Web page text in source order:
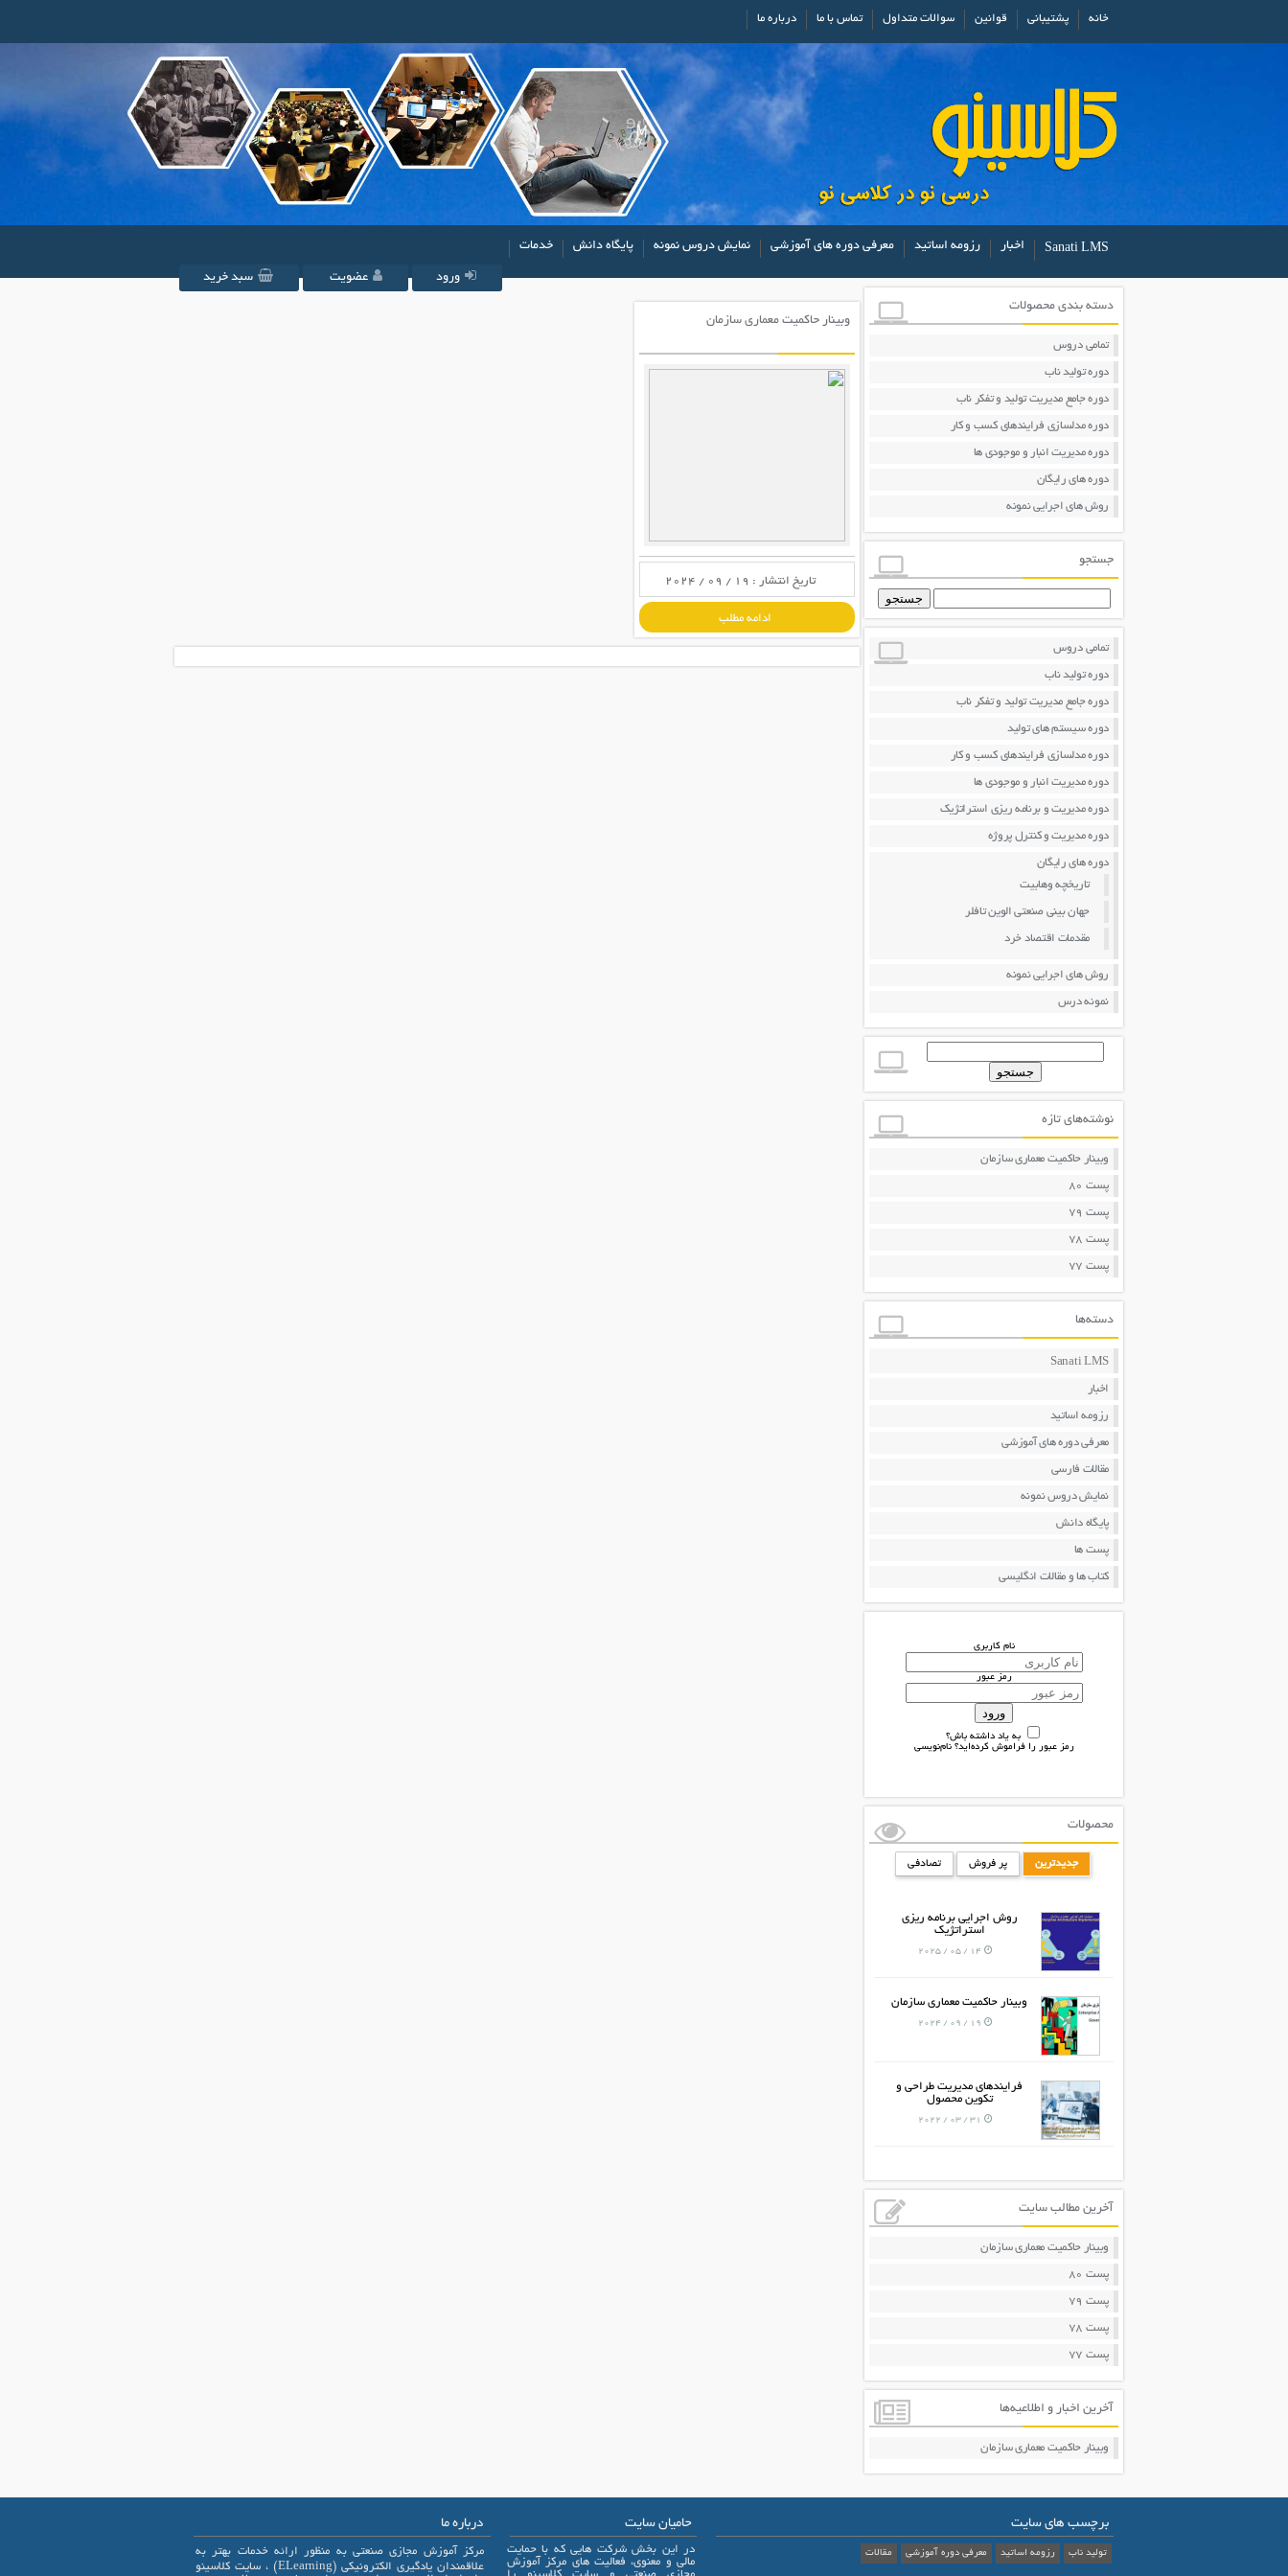
خانه پشتیبانی قوانین سوالات متداول تماس با ما درباره ما
Sanati LMS اخبار رزومه اساتید معرفی دوره های آموزشی نمایش دروس نمونه پایگاه دانش خدمات
ورود عضویت سبد خرید
دسته بندی محصولات
تمامی دروس
دوره تولید ناب
دوره جامع مدیریت تولید و تفکر ناب
دوره مدلسازی فرایندهای کسب و کار
دوره مدیریت انبار و موجودی ها
دوره های رایگان
روش های اجرایی نمونه
جستجو
جستجو
تمامی دروس
دوره تولید ناب
دوره جامع مدیریت تولید و تفکر ناب
دوره سیستم های تولید
دوره مدلسازی فرایندهای کسب و کار
دوره مدیریت انبار و موجودی ها
دوره مدیریت و برنامه ریزی استراتژیک
دوره مدیریت و کنترل پروژه
دوره های رایگان
تاریخچه وهابیت
جهان بینی صنعتی الوین تافلر
مقدمات اقتصاد خرد
روش های اجرایی نمونه
نمونه درس
جستجو
نوشته‌های تازه
وبینار حاکمیت معماری سازمان
پست 80
پست 79
پست 78
پست 77
دسته‌ها
Sanati LMS
اخبار
رزومه اساتید
معرفی دوره های آموزشی
مقالات فارسی
نمایش دروس نمونه
پایگاه دانش
پست ها
کتاب ها و مقالات انگلیسی
نام کاربری
رمز عبور
به یاد داشته باش؟
رمز عبور را فراموش کرده‌اید؟ نام‌نویسی
محصولات
جدیدترین پر فروش تصادفی
روش اجرایی برنامه ریزی
استراتژیک
14 / 05 / 2025
وبینار حاکمیت معماری سازمان
19 / 09 / 2024
فرایندهای مدیریت طراحی و
تکوین محصول
31 / 03 / 2022
آخرین مطالب سایت
وبینار حاکمیت معماری سازمان
پست 80
پست 79
پست 78
پست 77
آخرین اخبار و اطلاعیه‌ها
وبینار حاکمیت معماری سازمان
وبینار حاکمیت معماری سازمان
تاریخ انتشار : 19 / 09 / 2024
ادامه مطلب
برچسب های سایت
تولید ناب رزومه اساتید معرفی دوره آموزشی مقالات
حامیان سایت
در این بخش شرکت هایی که با حمایت
مالی و معنوی، فعالیت های مرکز آموزش
درباره ما
مرکز آموزش مجازی صنعتی به منظور ارائه خدمات بهتر به
علاقمندان یادگیری الکترونیکی (ELearning) ، سایت کلاسینو